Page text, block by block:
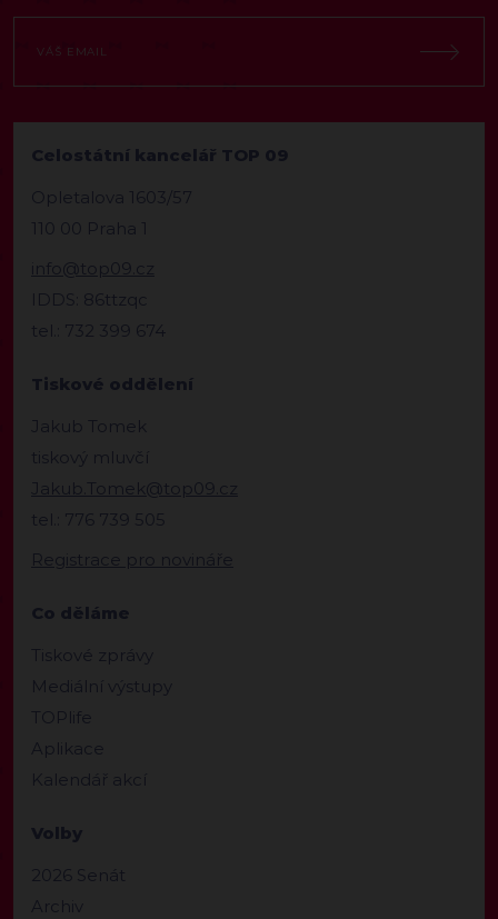
Celostátní kancelář TOP 09
Opletalova 1603/57
110 00 Praha 1
info@top09.cz
IDDS: 86ttzqc
tel.: 732 399 674
Tiskové oddělení
Jakub Tomek
tiskový mluvčí
Jakub.Tomek@top09.cz
tel.: 776 739 505
Registrace pro novináře
Co děláme
Tiskové zprávy
Mediální výstupy
TOPlife
Aplikace
Kalendář akcí
Volby
2026 Senát
Archiv